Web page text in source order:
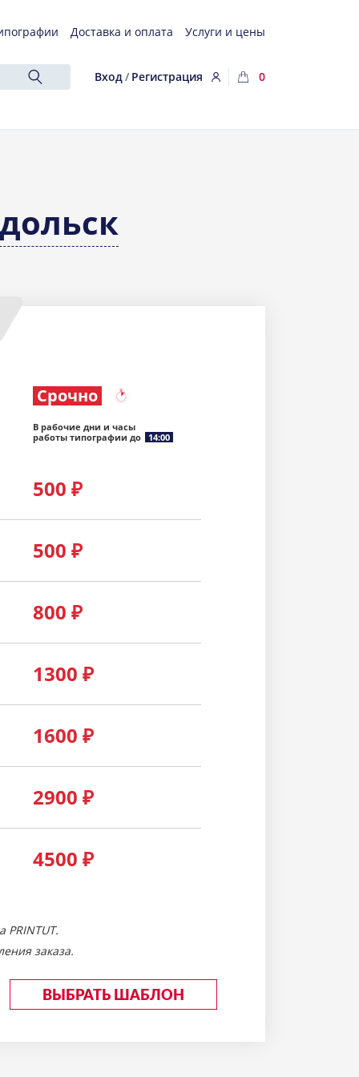
Доставка и оплата Услуги и цены
Вход/ Регистрация 0
Срочно
В рабочие дни и часы
работы типографии до
14:00
500 ₽
500 ₽
800 ₽
1300 ₽
1600 ₽
2900 ₽
4500 ₽
PRINTUT.
заказа.
ВЫБРАТЬ ШАБЛОН